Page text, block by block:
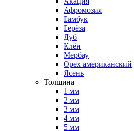
Афромозия
Бамбук
Берёза
Дуб
Клён
Мербау
Орех американский
Ясень
Толщина
1 мм
2 мм
3 мм
4 мм
5 мм